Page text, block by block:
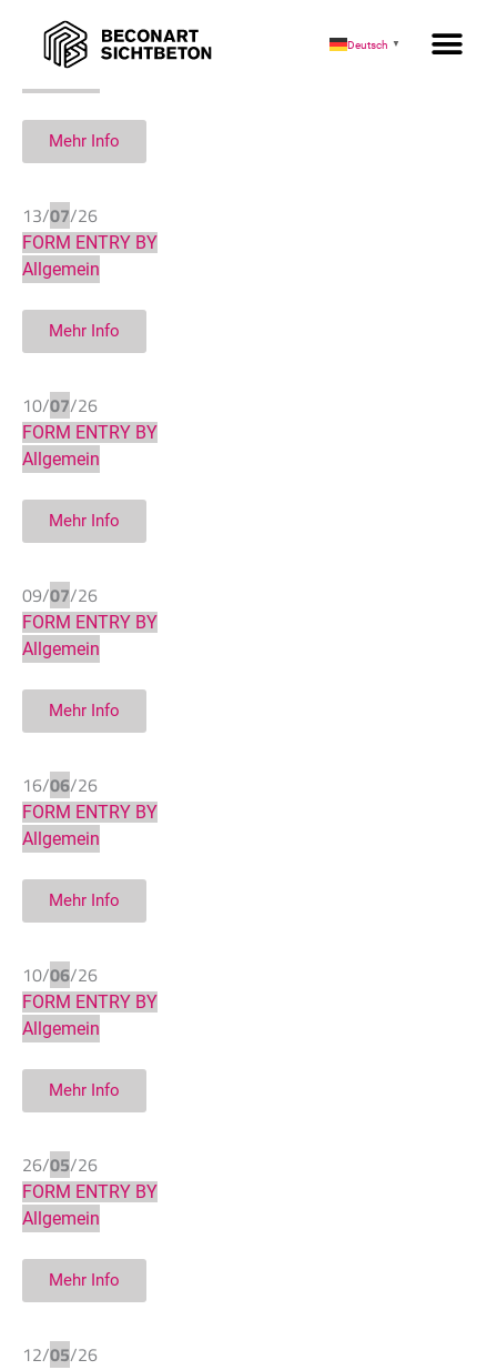
Deutsch ▼
03/08/26
FORM ENTRY BY
Mehr Info
13/07/26
FORM ENTRY BY
Allgemein
Mehr Info
10/07/26
FORM ENTRY BY
Allgemein
Mehr Info
09/07/26
FORM ENTRY BY
Allgemein
Mehr Info
16/06/26
FORM ENTRY BY
Allgemein
Mehr Info
10/06/26
FORM ENTRY BY
Allgemein
Mehr Info
26/05/26
FORM ENTRY BY
Allgemein
Mehr Info
12/05/26